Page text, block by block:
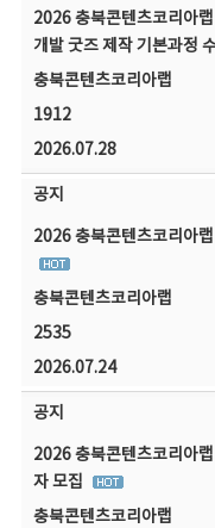
2026 충북콘텐츠코리아
개발 굿즈 제작 기본과정
충북콘텐츠코리아랩
1912
2026.07.28
공지
2026 충북콘텐츠코리아
충북콘텐츠코리아랩
2535
2026.07.24
공지
2026 충북콘텐츠코리아
자 모집
충북콘텐츠코리아랩